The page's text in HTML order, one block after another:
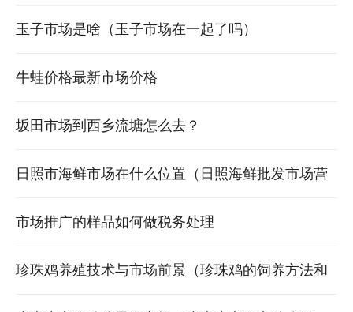
玉子市场是啥（玉子市场在一起了吗）
牛蛙价格最新市场价格
坂田市场到西乡流塘怎么去？
日照市海鲜市场在什么位置（日照海鲜批发市场营
业时间）
市场推广的样品如何做税务处理
珍珠鸡养殖技术与市场前景（珍珠鸡的饲养方法和